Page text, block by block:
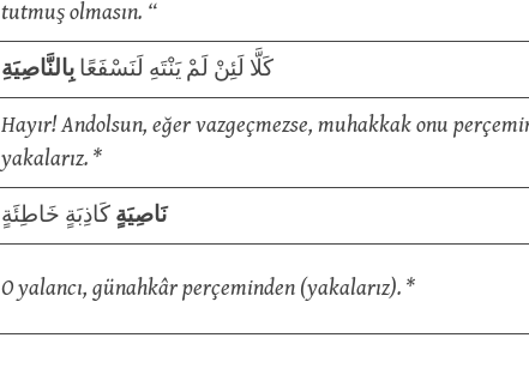
tutmuş olmasın. “
كَلَّا لَئِنْ لَمْ يَنْتَهِ لَنَسْفَعًا بِالنَّاصِيَةِ
Hayır! Andolsun, eğer vazgeçmezse, muhakkak onu
yakalarız. *
نَاصِيَةٍ كَاذِبَةٍ خَاطِئَةٍ
O yalancı, günahkâr perçeminden (yakalarız). *